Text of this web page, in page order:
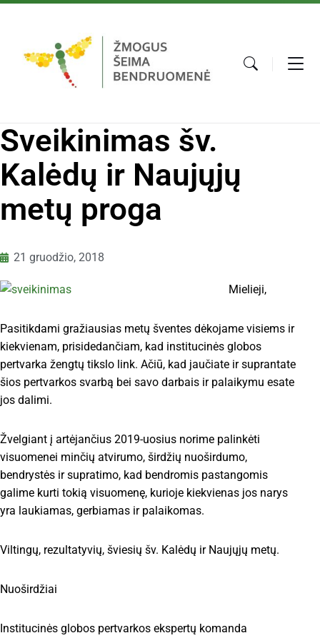
Sveikinimas šv.
Kalėdų ir Naujųjų
metų proga
21 gruodžio, 2018
Mielieji,
Pasitikdami gražiausias metų šventes dėkojame visiems ir
kiekvienam, prisidedančiam, kad institucinės globos
pertvarka žengtų tikslo link. Ačiū, kad jaučiate ir suprantate
šios pertvarkos svarbą bei savo darbais ir palaikymu esate
jos dalimi.
Žvelgiant į artėjančius 2019-uosius norime palinkėti
visuomenei minčių atvirumo, širdžių nuoširdumo,
bendrystės ir supratimo, kad bendromis pastangomis
galime kurti tokią visuomenę, kurioje kiekvienas jos narys
yra laukiamas, gerbiamas ir palaikomas.
Viltingų, rezultatyvių, šviesių šv. Kalėdų ir Naujųjų metų.
Nuoširdžiai
Institucinės globos pertvarkos ekspertų komanda